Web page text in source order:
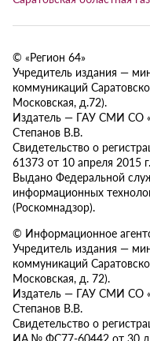
© «Регион 64»
Учредитель издания —
коммуникаций
Московская, д.72).
Издатель — ГАУ СМИ СО
Степанов В.В.
Свидетельство о
61373 от 10 апреля 2015 г.
Выдано Федеральной
информационных
(Роскомнадзор).
© Информационное
Учредитель издания —
коммуникаций
Московская, д. 72).
Издатель — ГАУ СМИ СО
Степанов В.В.
Свидетельство о
ИА № ФС77-60442 от 30